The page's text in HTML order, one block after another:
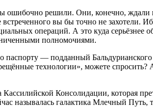
решили. Они, конечно, ждали
встреченного вы бы точно не
операций. А это куда
полномочиями.
паспорту — подданный
технологии», можете спросить?
Консолидации, которая
называлась галактика Млечный Путь,